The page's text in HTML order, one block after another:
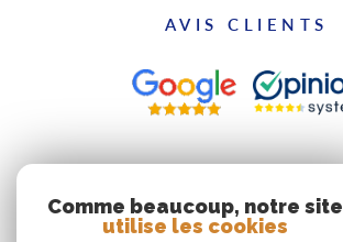
AVIS CLIENTS
ADHÉRENTS
Comme beaucoup, notre site
utilise les cookies